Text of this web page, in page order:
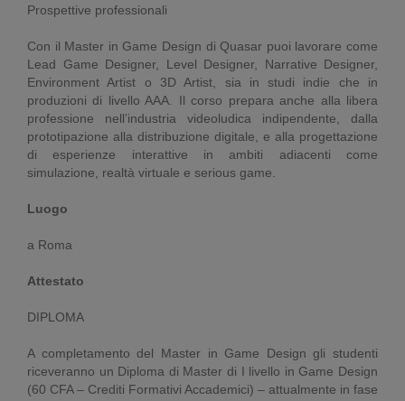
Prospettive professionali
Con il Master in Game Design di Quasar puoi lavorare come
Lead Game Designer, Level Designer, Narrative Designer,
Environment Artist o 3D Artist, sia in studi indie che in
produzioni di livello AAA. Il corso prepara anche alla libera
professione nell’industria videoludica indipendente, dalla
prototipazione alla distribuzione digitale, e alla progettazione
di esperienze interattive in ambiti adiacenti come
simulazione, realtà virtuale e serious game.
Luogo
a Roma
Attestato
DIPLOMA
A completamento del Master in Game Design gli studenti
riceveranno un Diploma di Master di I livello in Game Design
(60 CFA – Crediti Formativi Accademici) – attualmente in fase